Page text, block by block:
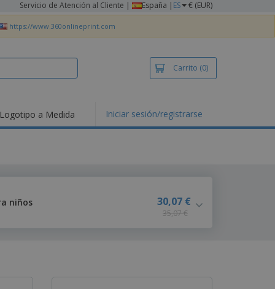
Servicio de Atención al Cliente | España | ES € (EUR)
https://www.360onlineprint.com
Carrito (0)
Logotipo a Medida Iniciar sesión/registrarse
niños 30,07 €
35,07 €